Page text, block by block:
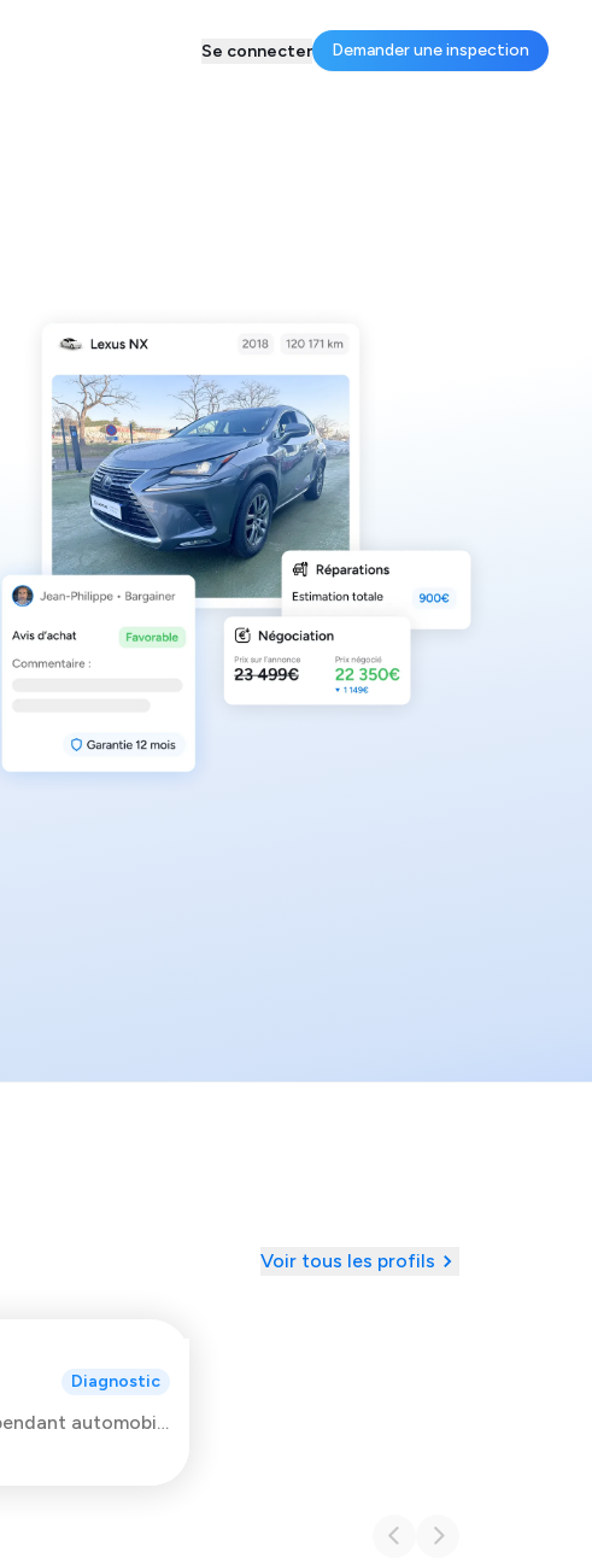
Se connecter Demander une inspection
Voir tous les profils
Diagnostic
Consultant indépendant automobile